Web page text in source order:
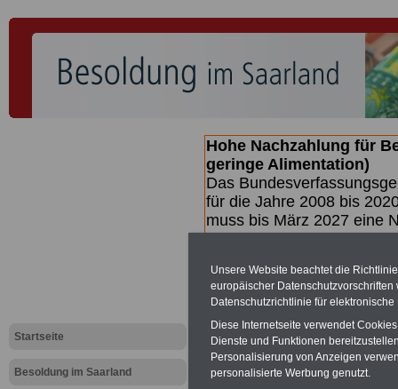
Startseite
Besoldung im Saarland
Hohe Nachzahlung für
geringe Alimentation)
Das
für die Jahre 2008 bis
muss bis März 2027 eine
geben (Medienberichten
mind.3.000 und 13.000
des Gesetzentwurfs der
Quartal.2026 >>>
zur
Unsere Website beachtet die
europäischer
Datenschutzrichtlinie für
Diese Internetseite verwendet
Dienste und Funktionen
Personalisierung von Anzeigen
personalisierte Werbung genutzt.